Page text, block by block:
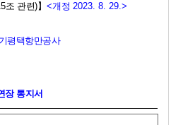
조 관련)】 <개정 2023. 8. 29.>
평택항만공사
장 통지서